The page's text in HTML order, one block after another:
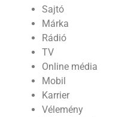
Sajtó
Márka
Rádió
TV
Online média
Mobil
Karrier
Vélemény